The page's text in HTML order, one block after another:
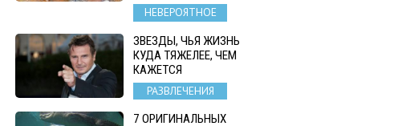
НЕВЕРОЯТНОЕ
ЗВЕЗДЫ, ЧЬЯ ЖИЗНЬ
КУДА ТЯЖЕЛЕЕ, ЧЕМ
КАЖЕТСЯ
РАЗВЛЕЧЕНИЯ
7 ОРИГИНАЛЬНЫХ